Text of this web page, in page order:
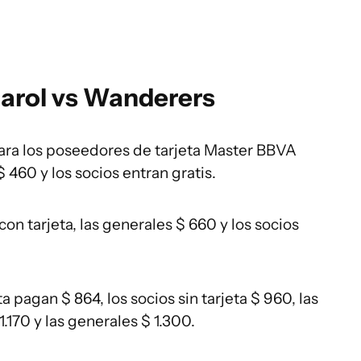
vs Wanderers
los poseedores de tarjeta Master BBVA
460 y los socios entran gratis.
tarjeta, las generales $ 660 y los socios
pagan $ 864, los socios sin tarjeta $ 960, las
y las generales $ 1.300.